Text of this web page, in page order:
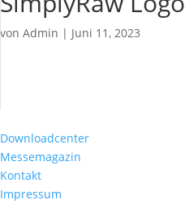
vonAdmin | Juni 11, 2023
Downloadcenter
Messemagazin
Kontakt
Impressum